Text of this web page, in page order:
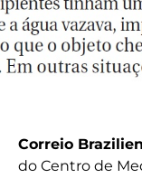
Correio
do Centro de